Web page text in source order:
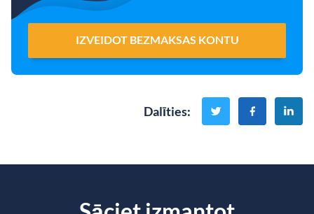
IZVEIDOT BEZMAKSAS KONTU
Dalīties: